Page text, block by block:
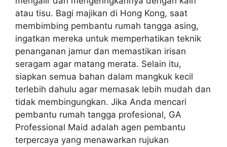
atau tisu. Bagi majikan di Hong Kong, saat
membimbing pembantu rumah tangga asing,
ingatkan mereka untuk memperhatikan teknik
penanganan jamur dan memastikan irisan
seragam agar matang merata. Selain itu,
siapkan semua bahan dalam mangkuk kecil
terlebih dahulu agar memasak lebih mudah dan
tidak membingungkan. Jika Anda mencari
pembantu rumah tangga profesional, GA
Professional Maid adalah agen pembantu
terpercaya yang menawarkan rujukan